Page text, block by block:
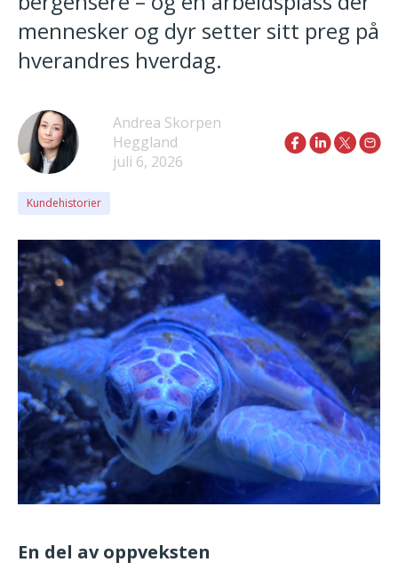
mennesker og dyr setter sitt preg på
hverandres hverdag.
Andrea Skorpen
Heggland
juli 6, 2026
Kundehistorier
En del av oppveksten